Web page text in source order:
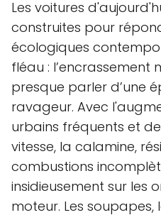
Les voitures
construites pour
écologiques
fléau : l’encrassement
presque parler d’une
ravageur. Avec
urbains fréquents et
vitesse, la calamine,
combustions
insidieusement sur les
moteur. Les soupapes,